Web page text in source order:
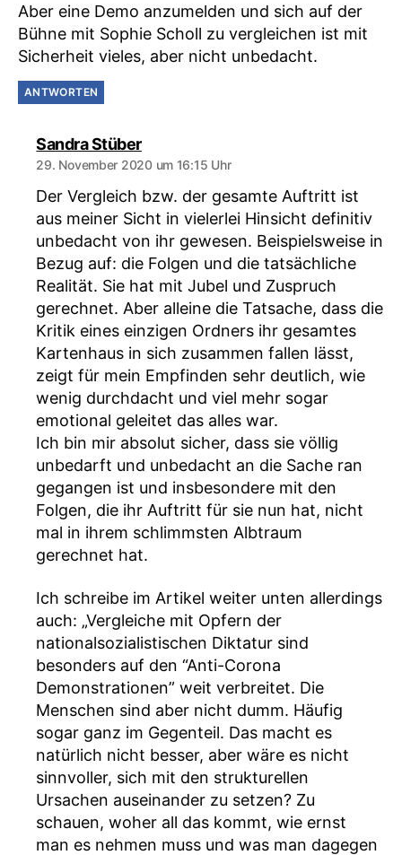
Aber eine Demo anzumelden und sich auf der
Bühne mit Sophie Scholl zu vergleichen ist mit
Sicherheit vieles, aber nicht unbedacht.
ANTWORTEN
Sandra Stübersagt:
29. November 2020 um 16:15 Uhr
Der Vergleich bzw. der gesamte Auftritt ist
aus meiner Sicht in vielerlei Hinsicht definitiv
unbedacht von ihr gewesen. Beispielsweise in
Bezug auf: die Folgen und die tatsächliche
Realität. Sie hat mit Jubel und Zuspruch
gerechnet. Aber alleine die Tatsache, dass die
Kritik eines einzigen Ordners ihr gesamtes
Kartenhaus in sich zusammen fallen lässt,
zeigt für mein Empfinden sehr deutlich, wie
wenig durchdacht und viel mehr sogar
emotional geleitet das alles war.
Ich bin mir absolut sicher, dass sie völlig
unbedarft und unbedacht an die Sache ran
gegangen ist und insbesondere mit den
Folgen, die ihr Auftritt für sie nun hat, nicht
mal in ihrem schlimmsten Albtraum
gerechnet hat.
Ich schreibe im Artikel weiter unten allerdings
auch: „Vergleiche mit Opfern der
nationalsozialistischen Diktatur sind
besonders auf den “Anti-Corona
Demonstrationen” weit verbreitet. Die
Menschen sind aber nicht dumm. Häufig
sogar ganz im Gegenteil. Das macht es
natürlich nicht besser, aber wäre es nicht
sinnvoller, sich mit den strukturellen
Ursachen auseinander zu setzen? Zu
schauen, woher all das kommt, wie ernst
man es nehmen muss und was man dagegen